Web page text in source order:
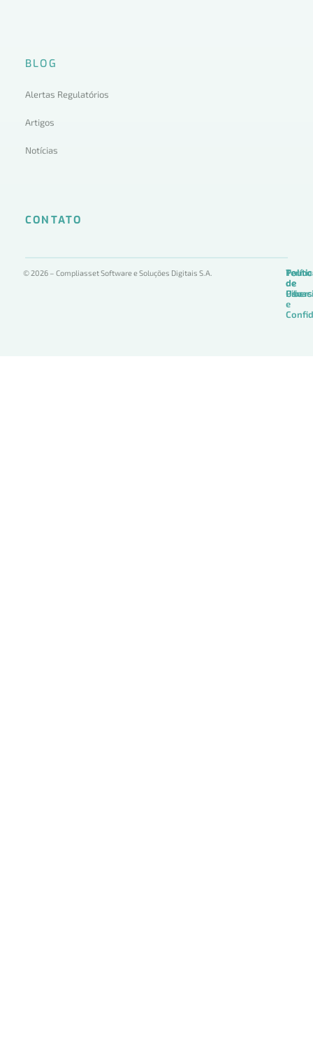
BLOG
Alertas Regulatórios
Artigos
Notícias
CONTATO
© 2026 – Compliasset Software e Soluções Digitais S.A.
de
Uso
de
de
e